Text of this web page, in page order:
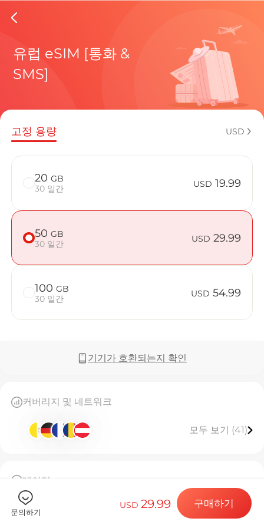
현재 목적
eSIM을 즐
Gibraltar
Billion
목적지 및 데
eSIM 설치하
데이터 요금
유럽 eSIM [통화 &
SMS]
고정 용량 USD
20 GB
30 일간
USD 19.99
50 GB
30 일간
USD 29.99
100 GB
30 일간
USD 54.99
기기가 호환되는지 확인
커버리지 및 네트워크
모두 보기 (41)
데이터
50GB 고속 데이터, 소진 시 연결 중단
이 eSIM은 한 번만 설치할 수 있습니다
[eSIM 사용 안내]
문의하기
USD29.99 구매하기